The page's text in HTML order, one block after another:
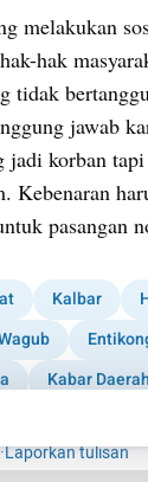
melakukan
hak
tidak
jawab
jadi korban
Kebenaran
pasangan
Kalbar
Kabar Daerah
·Laporkan tulisan